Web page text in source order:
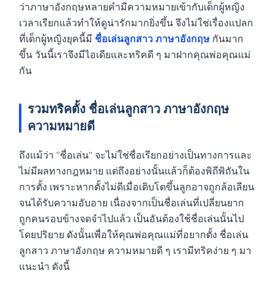
ว่าภาษาอังกฤษหลายคำมีความหมายเข้ากับเด็กผู้หญิง
เวลาเรียกแล้วทำให้ดูน่ารักมากยิ่งขึ้น จึงไม่ใช่เรื่องแปลก
ที่เด็กผู้หญิงยุคนี้มี ชื่อเล่นลูกสาว ภาษาอังกฤษ กันมาก
ขึ้น วันนี้เราจึงมีไอเดียและทริคดี ๆ มาฝากคุณพ่อคุณแม่
กัน
รวมทริคตั้ง ชื่อเล่นลูกสาว ภาษาอังกฤษ
ความหมายดี
ถึงแม้ว่า “ชื่อเล่น” จะไม่ใช่ชื่อเรียกอย่างเป็นทางการและ
ไม่มีผลทางกฎหมาย แต่ถึงอย่างนั้นแล้วก็ต้องพิถีพิถันใน
การตั้ง เพราะหากตั้งไม่ดีเมื่อเติบโตขึ้นลูกอาจถูกล้อเลียน
จนได้รับความอับอาย เนื่องจากเป็นชื่อเล่นที่เปลี่ยนยาก
ถูกคนรอบข้างจดจำไปแล้ว เป็นอันต้องใช้ชื่อเล่นนั้นไป
โดยปริยาย ดังนั้นเพื่อให้คุณพ่อคุณแม่ที่อยากตั้ง ชื่อเล่น
ลูกสาว ภาษาอังกฤษ ความหมายดี ๆ เรามีทริคง่าย ๆ มา
แนะนำ ดังนี้